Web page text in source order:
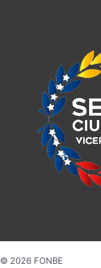
© 2026 FONBE